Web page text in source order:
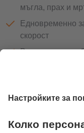
мъгла, прах и
Едновременно
скорост
Режимите на
в съответствие
Интуитивна
Vision Assistant